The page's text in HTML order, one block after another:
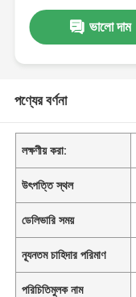
ভালো দাম
পণ্যের বর্ণনা
লক্ষণীয় করা:
উৎপত্তি স্থল
ডেলিভারি সময়
ন্যূনতম চাহিদার পরিমাণ
পরিচিতিমুলক নাম